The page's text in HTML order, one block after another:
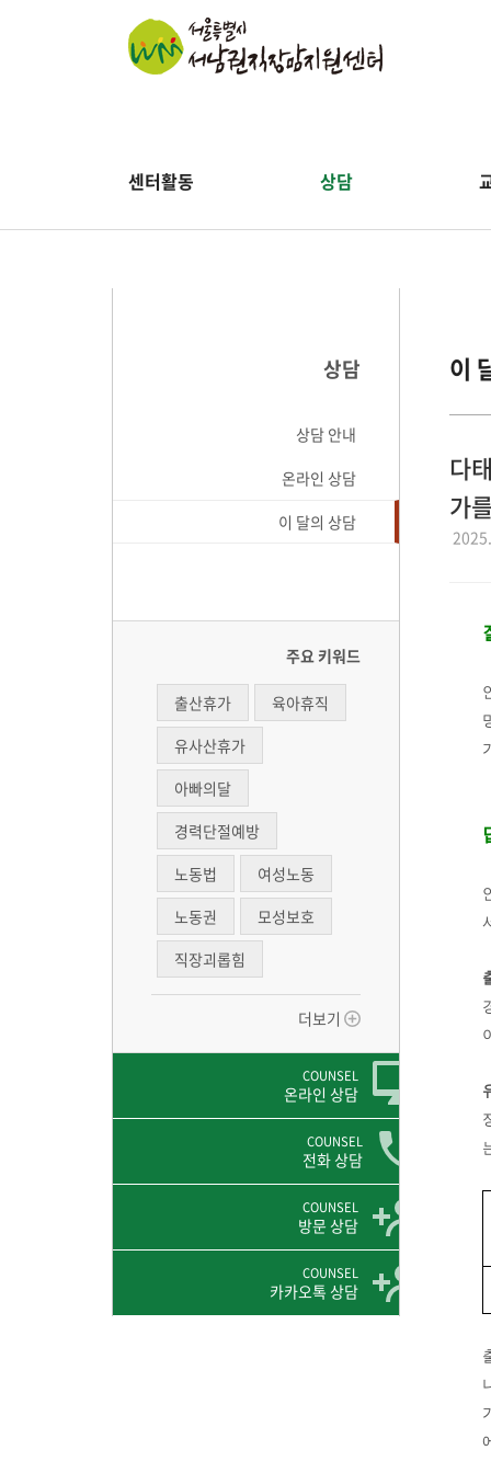
센터활동 상담
상담
상담 안내
온라인 상담
이 달의 상담
주요 키워드
출산휴가
육아휴직
유사산휴가
아빠의달
경력단절예방
노동법
여성노동
노동권
모성보호
직장괴롭힘
더보기
COUNSEL
온라인 상담
COUNSEL
전화 상담
COUNSEL
방문 상담
COUNSEL
카카오톡 상담
이
다
가